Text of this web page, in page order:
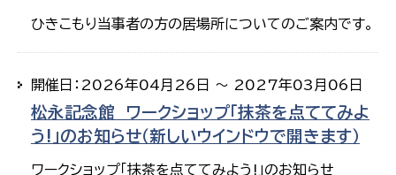
ひきこもり当事者の方の居場所についてのご案内です。
開催日：2026年04月26日 ～ 2027年03月06日
松永記念館 ワークショップ「抹茶を点ててみよ
う!」のお知らせ（新しいウインドウで開きます）
ワークショップ「抹茶を点ててみよう!」のお知らせ